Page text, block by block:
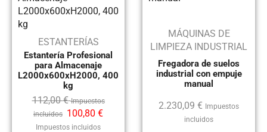
ESTANTERÍAS
Estantería Profesional
para Almacenaje
L2000x600xH2000, 400
kg
112,00€ Impuestos
incluidos 100,80 €
Impuestos incluidos
MÁQUINAS DE
LIMPIEZA INDUSTRIAL
Fregadora de suelos
industrial con empuje
manual
2.230,09 €
Impuestos
incluidos